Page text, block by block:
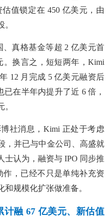
估值锁定在 450 亿美元，由
、真格基金等超 2 亿美元首
。换言之，短短两年，Kimi
12 月完成 5 亿美元融资后
在半年内提升了近 6 倍，
社消息，Kimi 正处于考虑
，并已与中金公司、高盛就
士认为，融资与 IPO 同步推
，已经不只是单纯补充资
规模化扩张做准备。
融 67 亿美元、新估值